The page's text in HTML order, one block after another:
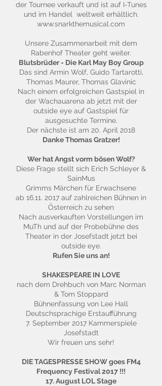
der Tournee verkauft und ist auf I-Tunes
und im Handel weltweit erhältlich.
www.snarkthemusical.com
Unsere Zusammenarbeit mit dem
Rabenhof Theater geht weiter.
Blutsbrüder - Die Karl May Boy Group
Das sind Armin Wolf, Guido Tartarotti,
Thomas Maurer, Thomas Glavinic
Nach einem erfolgreichen Gastspiel in
der Wachauarena ab jetzt mit der
outside eye auf Gastspiel für
ausgesuchte Termine.
Der nächste ist am 20. April 2018
Danke Thomas Gratzer!
Wer hat Angst vorm bösen Wolf?
Diese Frage stellt sich Erich Schleyer &
SainMus
Grimms Märchen für Erwachsene
ab 16.11. 2017 auf zahlreichen Bühnen in
Österreich zu sehen
Nach ausverkauften Vorstellungen im
MuTh und auf der Probebühne des
Theater in der Josefstadt jetzt bei
outside eye.
Rufen Sie uns an!
SHAKESPEARE IN LOVE
nach dem Drehbuch von Marc Norman
& Tom Stoppard
Bühnenfassung von Lee Hall
Deutschsprachige Erstaufführung
7. September 2017 Kammerspiele
Josefstadt
Wir freuen uns sehr!
DIE TAGESPRESSE SHOW goes FM4
Frequency Festival 2017 !!!
17. August LOL Stage